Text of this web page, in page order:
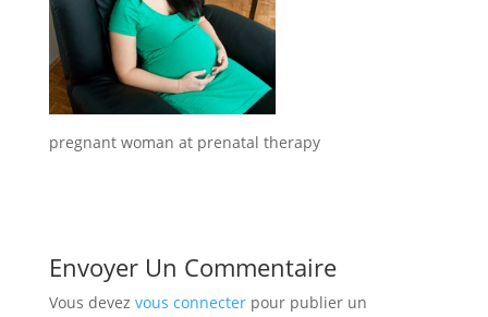
pregnant woman at prenatal therapy
Envoyer Un Commentaire
Vous devez vous connecterpour publier un